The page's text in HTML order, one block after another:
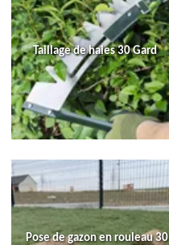
Taillage de haies 30 Gard
Pose de gazon en rouleau 30